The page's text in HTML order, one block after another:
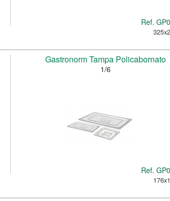
Ref.
Ref.
Gastronorm Tampa Policabornato
1/6